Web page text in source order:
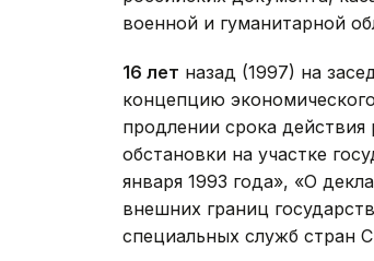
военной и гуманитарной
16 лет назад (1997) на
концепцию
продлении срока
обстановки на участке
января 1993 года», «О
внешних границ
специальных служб стран